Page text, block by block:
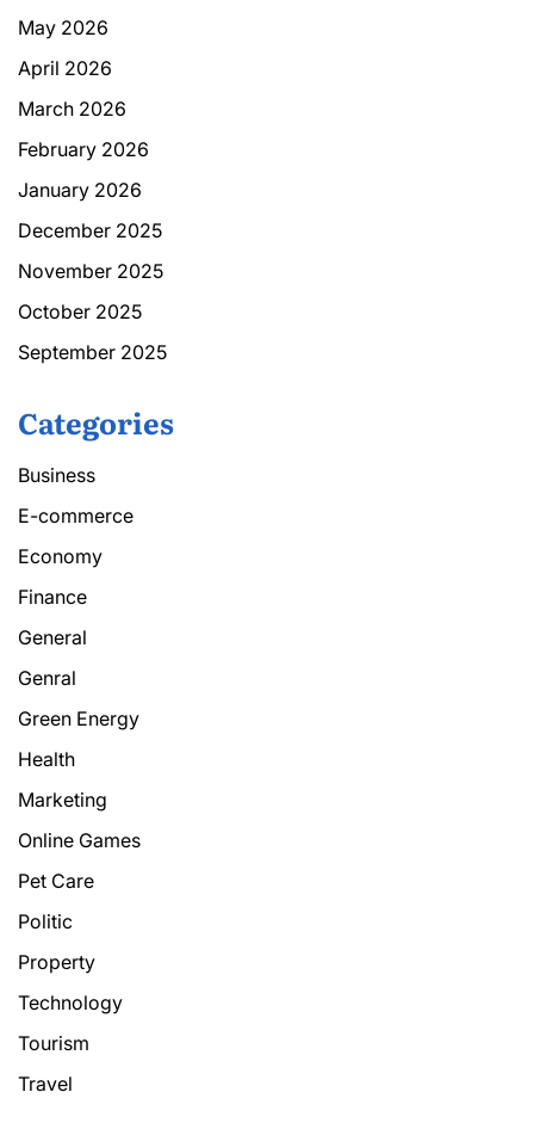
May 2026
April 2026
March 2026
February 2026
January 2026
December 2025
November 2025
October 2025
September 2025
Categories
Business
E-commerce
Economy
Finance
General
Genral
Green Energy
Health
Marketing
Online Games
Pet Care
Politic
Property
Technology
Tourism
Travel